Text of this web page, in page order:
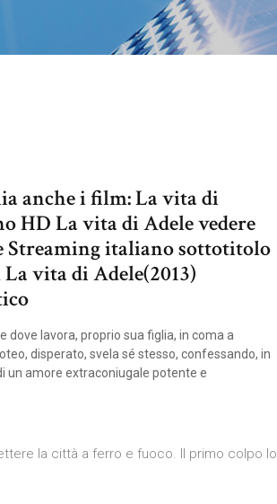
anche i film: La vita di
HD La vita di Adele vedere
Streaming italiano sottotitolo
vita di Adele(2013)
dove lavora, proprio sua figlia, in coma a
disperato, svela sé stesso, confessando, in
un amore extraconiugale potente e
la città a ferro e fuoco. Il primo colpo lo